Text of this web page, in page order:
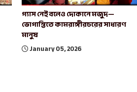
গ্যাস নেই বলেও দোকানে মজুদ—
ভোগান্তিতে কামরাঙ্গীরচরের সাধারণ
মানুষ
January 05, 2026